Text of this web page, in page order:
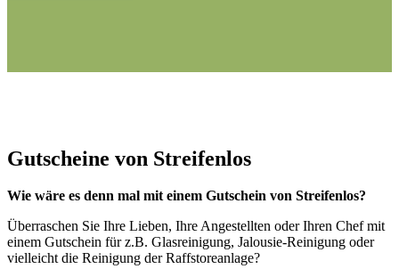
Gutscheine von Streifenlos
Wie wäre es denn mal mit einem Gutschein von Streifenlos?
Überraschen Sie Ihre Lieben, Ihre Angestellten oder Ihren Chef mit
einem Gutschein für z.B. Glasreinigung, Jalousie-Reinigung oder
vielleicht die Reinigung der Raffstoreanlage?